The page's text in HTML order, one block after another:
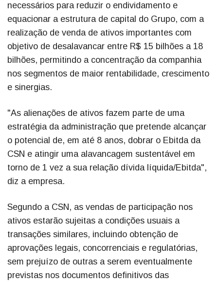
necessários para reduzir o endividamento e
equacionar a estrutura de capital do Grupo, com a
realização de venda de ativos importantes com
objetivo de desalavancar entre R$ 15 bilhões a 18
bilhões, permitindo a concentração da companhia
nos segmentos de maior rentabilidade, crescimento
e sinergias.
"As alienações de ativos fazem parte de uma
estratégia da administração que pretende alcançar
o potencial de, em até 8 anos, dobrar o Ebitda da
CSN e atingir uma alavancagem sustentável em
torno de 1 vez a sua relação dívida líquida/Ebitda",
diz a empresa.
Segundo a CSN, as vendas de participação nos
ativos estarão sujeitas a condições usuais a
transações similares, incluindo obtenção de
aprovações legais, concorrenciais e regulatórias,
sem prejuízo de outras a serem eventualmente
previstas nos documentos definitivos das